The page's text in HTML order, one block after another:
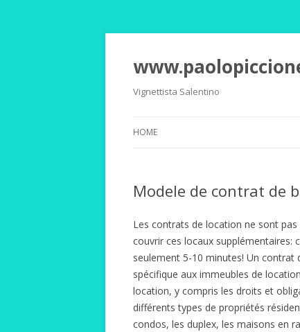
Vignettista Salentino
HOME
Modele de contrat de
Les contrats de location ne sont
couvrir ces locaux
seulement 5-10 minutes! Un
spécifique aux immeubles de
location, y compris les droits et
différents types de propriétés
condos, les duplex, les maisons en